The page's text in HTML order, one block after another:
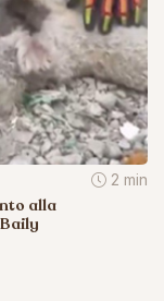
2 min
alla